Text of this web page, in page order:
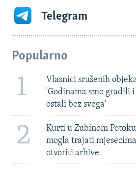
Telegram
Popularno
1
Vlasnici srušenih
'Godinama smo gradili
ostali bez svega'
2
Kurti u Zubinom
mogla trajati
otvoriti arhive